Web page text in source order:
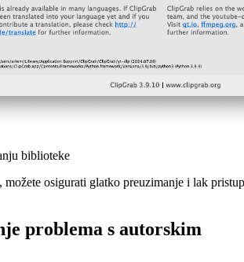
biblioteke
možete osigurati glatko preuzimanje i lak pristup
problema s autorskim